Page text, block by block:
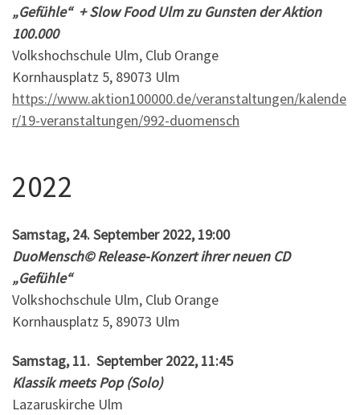
„Gefühle“ + Slow Food Ulm zu Gunsten der Aktion
100.000
Volkshochschule Ulm, Club Orange
Kornhausplatz 5, 89073 Ulm
https://www.aktion100000.de/veranstaltungen/kalende
r/19-veranstaltungen/992-duomensch
2022
Samstag, 24. September 2022, 19:00
DuoMensch© Release-Konzert ihrer neuen CD
„Gefühle“
Volkshochschule Ulm, Club Orange
Kornhausplatz 5, 89073 Ulm
Samstag, 11. September 2022, 11:45
Klassik meets Pop (Solo)
Lazaruskirche Ulm